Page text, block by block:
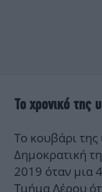
Το χρονικό της
Το κουβάρι
Δημοκρατική
2019 όταν μια
Τμήμα Λέρου